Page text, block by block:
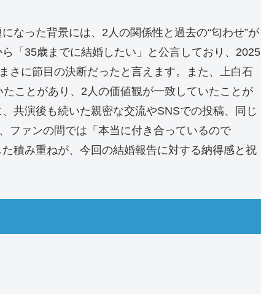
なった背景には、2人の関係性と過去の“匂わせ”が
「35歳までに結婚したい」と公言しており、2025
さに節目の決断だったと言えます。また、上白石
ことがあり、2人の価値観が一致していたことが
共演後も続いた親密な交流やSNSでの投稿、同じ
ファンの間では「本当に付き合っているので
積み重ねが、今回の結婚報告に対する納得感と祝